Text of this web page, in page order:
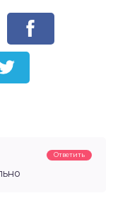
Ответить